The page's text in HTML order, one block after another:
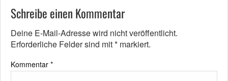
Schreibe einen Kommentar
Deine E-Mail-Adresse wird nicht veröffentlicht.
Erforderliche Felder sind mit* markiert.
Kommentar *